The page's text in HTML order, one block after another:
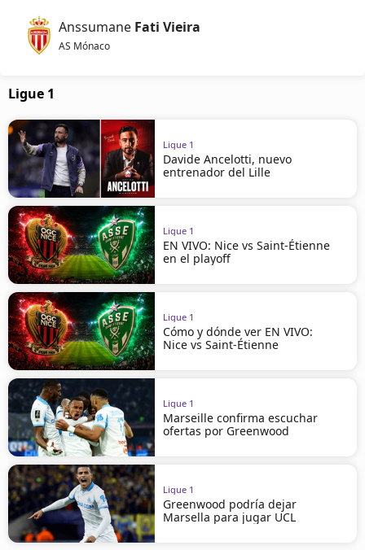
Anssumane Fati Vieira
AS Mónaco
Ligue 1
Ligue 1
Davide Ancelotti, nuevo
entrenador del Lille
Ligue 1
EN VIVO: Nice vs Saint-Étienne
en el playoff
Ligue 1
Cómo y dónde ver EN VIVO:
Nice vs Saint-Étienne
Ligue 1
Marseille confirma escuchar
ofertas por Greenwood
Ligue 1
Greenwood podría dejar
Marsella para jugar UCL